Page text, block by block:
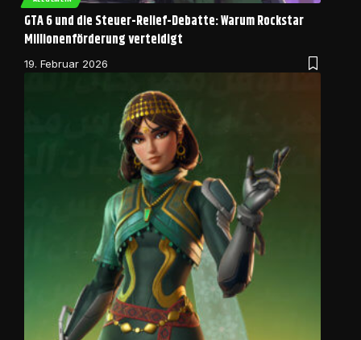
GTA 6 und die Steuer-Relief-Debatte: Warum Rockstar
Millionenförderung verteidigt
19. Februar 2026